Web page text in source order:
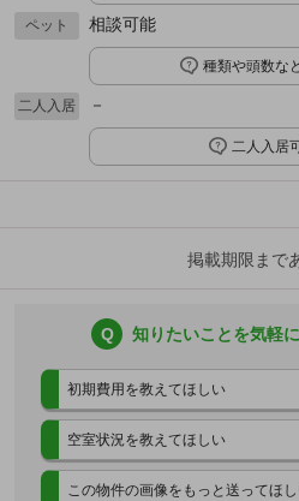
ペット 相談可能
種類や頭数な
二人入居 －
二人入居
掲載期限まで
Q 知りたいことを気軽
初期費用を教えてほしい
空室状況を教えてほしい
この物件の画像をもっと送ってほ